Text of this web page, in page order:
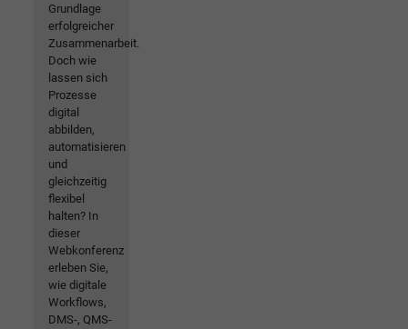
Grundlage
erfolgreicher
Zusammenarbeit.
Doch wie
lassen sich
Prozesse
digital
abbilden,
automatisieren
und
gleichzeitig
flexibel
halten? In
dieser
Webkonferenz
erleben Sie,
wie digitale
Workflows,
DMS-, QMS-